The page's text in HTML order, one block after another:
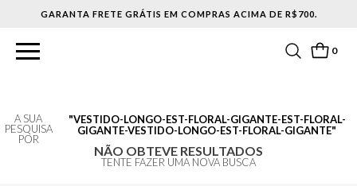
GARANTA FRETE GRÁTIS EM COMPRAS ACIMA DE R$700.
0
A SUA
PESQUISA
POR
VESTIDO-LONGO-EST-FLORAL-GIGANTE-EST-FLORAL-
GIGANTE-VESTIDO-LONGO-EST-FLORAL-GIGANTE
NÃO OBTEVE RESULTADOS
TENTE FAZER UMA NOVA BUSCA